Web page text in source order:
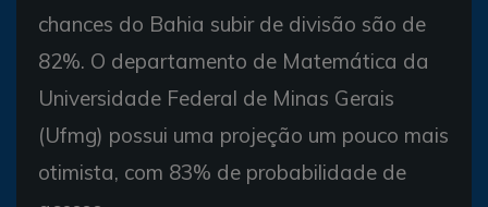
chances do Bahia subir de divisão são de
82%. O departamento de Matemática da
Universidade Federal de Minas Gerais
(Ufmg) possui uma projeção um pouco mais
otimista, com 83% de probabilidade de